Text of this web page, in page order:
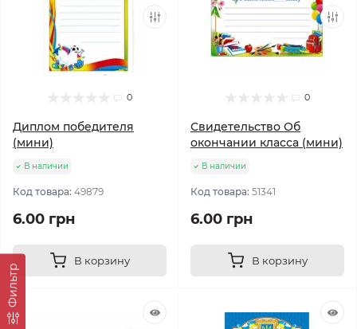
Фильтр
0
Диплом победителя
(мини)
В наличии
Код товара: 49879
6.00 грн
В корзину
0
Свидетельство Об
окончании класса (мини)
В наличии
Код товара: 51341
6.00 грн
В корзину